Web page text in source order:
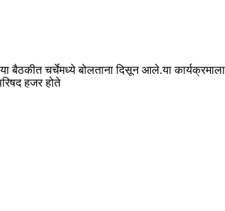
बैठकीत चर्चेमध्ये बोलताना दिसून आले.या
हजर होते